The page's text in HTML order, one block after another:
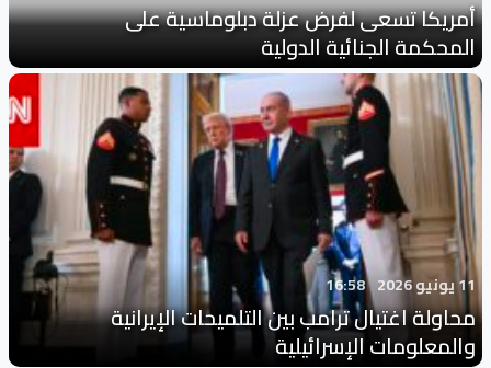
أمريكا تسعى لفرض عزلة دبلوماسية على
المحكمة الجنائية الدولية
11 يونيو 2026 16:58
محاولة اغتيال ترامب بين التلميحات الإيرانية
والمعلومات الإسرائيلية